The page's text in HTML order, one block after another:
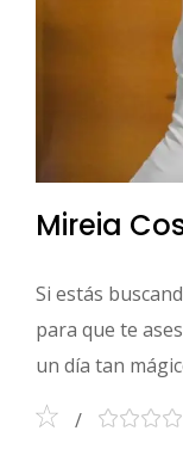
Mireia
Si estás
para que te
un día tan